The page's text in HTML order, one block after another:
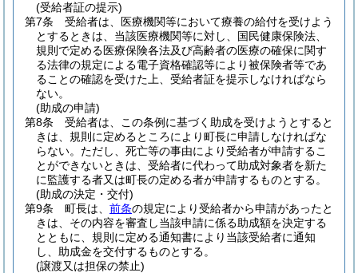
(受給者証の提示)
第7条
受給者は、医療機関等において療養の給付を受けよう
とするときは、当該医療機関等に対し、国民健康保険法、
規則で定める医療保険各法及び高齢者の医療の確保に関す
る法律の規定による電子資格確認等により被保険者等であ
ることの確認を受けた上、受給者証を提示しなければなら
ない。
(助成の申請)
第8条
受給者は、この条例に基づく助成を受けようとすると
きは、規則に定めるところにより町長に申請しなければな
らない。 ただし、死亡等の事由により受給者が申請するこ
とができないときは、受給者に代わって助成対象者を新た
に監護する者又は町長の定める者が申請するものとする。
(助成の決定・交付)
第9条
町長は、 前条の規定により受給者から申請があったと
きは、その内容を審査し当該申請に係る助成額を決定する
とともに、規則に定める通知書により当該受給者に通知
し、助成金を交付するものとする。
(譲渡又は担保の禁止)